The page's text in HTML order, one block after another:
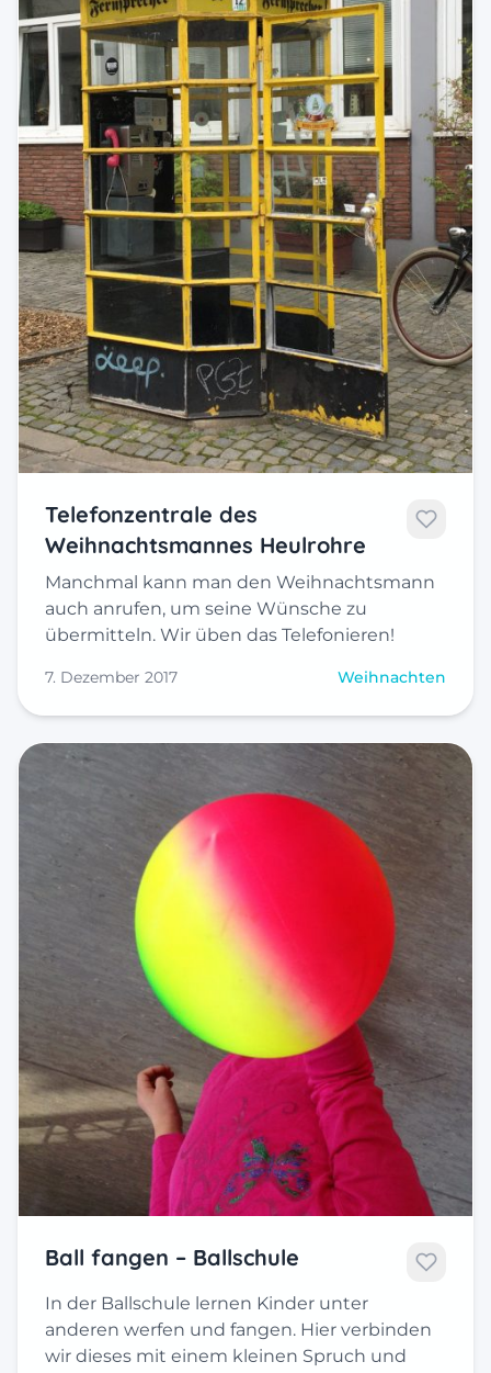
Telefonzentrale des
Weihnachtsmannes Heulrohre
Manchmal kann man den Weihnachtsmann
auch anrufen, um seine Wünsche zu
übermitteln. Wir üben das Telefonieren!
7. Dezember 2017 Weihnachten
Ball fangen – Ballschule
In der Ballschule lernen Kinder unter
anderen werfen und fangen. Hier verbinden
wir dieses mit einem kleinen Spruch und